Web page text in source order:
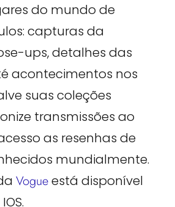
do mundo de
capturas da
ups, detalhes das
acontecimentos nos
suas coleções
transmissões ao
as resenhas de
mundialmente.
Vogueestá disponível